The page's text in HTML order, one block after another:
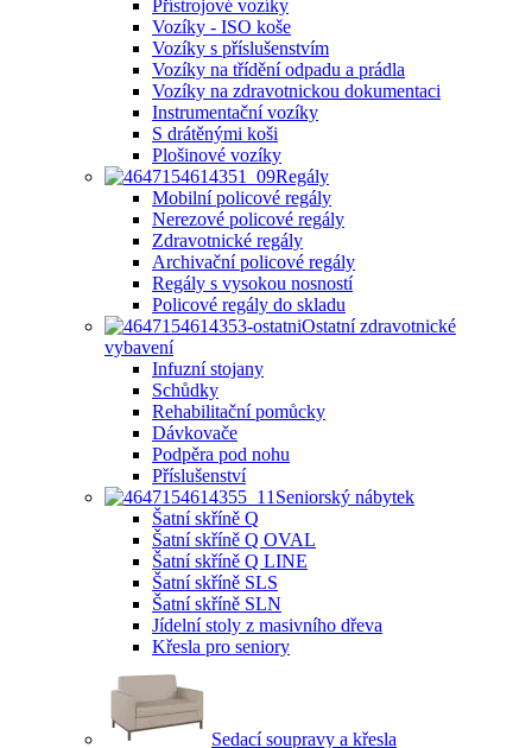
Přístrojové vozíky
Vozíky - ISO koše
Vozíky s příslušenstvím
Vozíky na třídění odpadu a prádla
Vozíky na zdravotnickou dokumentaci
Instrumentační vozíky
S drátěnými koši
Plošinové vozíky
Regály
Mobilní policové regály
Nerezové policové regály
Zdravotnické regály
Archivační policové regály
Regály s vysokou nosností
Policové regály do skladu
Ostatní zdravotnické
vybavení
Infuzní stojany
Schůdky
Rehabilitační pomůcky
Dávkovače
Podpěra pod nohu
Příslušenství
Seniorský nábytek
Šatní skříně Q
Šatní skříně Q OVAL
Šatní skříně Q LINE
Šatní skříně SLS
Šatní skříně SLN
Jídelní stoly z masivního dřeva
Křesla pro seniory
Sedací soupravy a křesla